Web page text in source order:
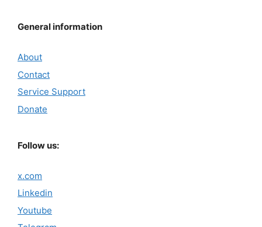
General information
About
Contact
Service Support
Donate
Follow us:
x.com
Linkedin
Youtube